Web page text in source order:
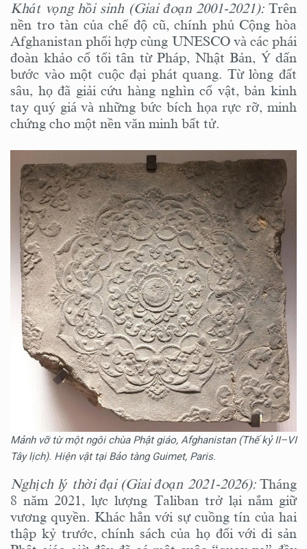
Khát vọng hồi sinh (Giai đoạn 2001-2021): Trên
nền tro tàn của chế độ cũ, chính phủ Cộng hòa
Afghanistan phối hợp cùng UNESCO và các phái
đoàn khảo cổ tối tân từ Pháp, Nhật Bản, Ý dấn
bước vào một cuộc đại phát quang. Từ lòng đất
sâu, họ đã giải cứu hàng nghìn cổ vật, bản kinh
tay quý giá và những bức bích họa rực rỡ, minh
chứng cho một nền văn minh bất tử.
Mảnh vỡ từ một ngôi chùa Phật giáo, Afghanistan (Thế kỷ II–VI
Tây lịch). Hiện vật tại Bảo tàng Guimet, Paris.
Nghịch lý thời đại (Giai đoạn 2021-2026):Tháng
8 năm 2021, lực lượng Taliban trở lại nắm giữ
vương quyền. Khác hẳn với sự cuồng tín của hai
thập kỷ trước, chính sách của họ đối với di sản